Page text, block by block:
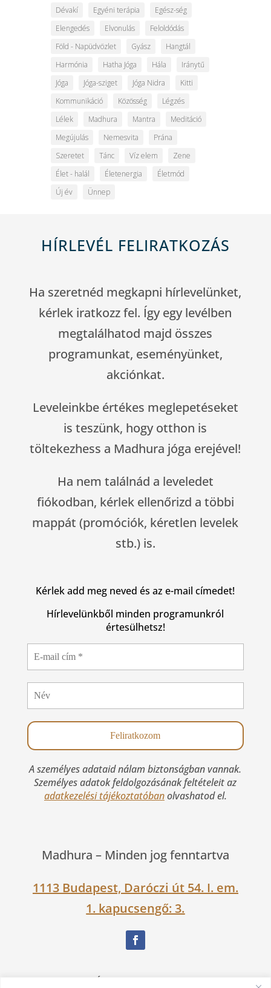
Dévakí
Egyéni terápia
Egész-ség
Elengedés
Elvonulás
Feloldódás
Föld - Napüdvözlet
Gyász
Hangtál
Harmónia
Hatha Jóga Hála
Iránytű
Jóga
Jóga-sziget Jóga Nidra
Kitti
Kommunikáció
Közösség
Légzés
Lélek
Madhura Mantra
Meditáció
Megújulás
Nemesvita
Prána
Szeretet
Tánc Víz elem
Zene
Élet - halál
Életenergia
Életmód
Új év
Ünnep
HÍRLEVÉL FELIRATKOZÁS
Ha szeretnéd megkapni hírlevelünket,
kérlek iratkozz fel. Így egy levélben
megtalálhatod majd összes
programunkat, eseményünket,
akciónkat.
Leveleinkbe értékes meglepetéseket
is teszünk, hogy otthon is
töltekezhess a Madhura jóga erejével!
Ha nem találnád a leveledet
fiókodban, kérlek ellenőrizd a többi
mappát (promóciók, kéretlen levelek
stb.) is.
Kérlek add meg neved és az e-mail címedet!
Hírlevelünkből minden programunkról
értesülhetsz!
A személyes adataid nálam biztonságban vannak.
Személyes adatok feldolgozásának feltételeit az
adatkezelési tájékoztatóbanolvashatod el.
Madhura – Minden jog fenntartva
1113 Budapest, Daróczi út 54. I. em.
1. kapucsengő: 3.
Nagy Ágnes Eszter Dévakí